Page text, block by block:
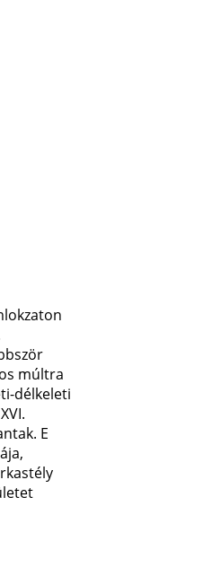
múltra
délkeleti
E